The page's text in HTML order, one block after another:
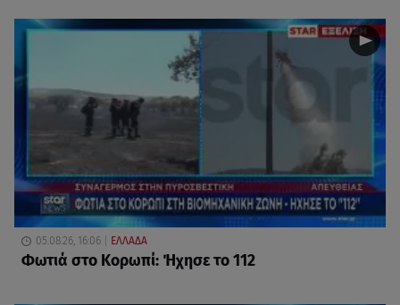
05.08.26, 16:06 ΕΛΛΑΔΑ
Φωτιά στο Κορωπί: Ήχησε το 112